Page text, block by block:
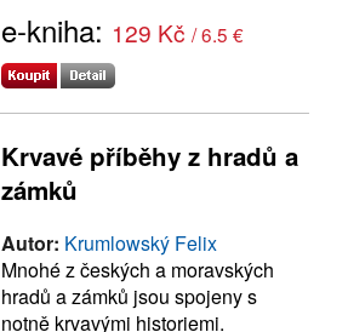
e-kniha: 129 Kč / 6.5 €
Krvavé příběhy z hradů a
zámků
Autor: Krumlowský Felix
Mnohé z českých a moravských
hradů a zámků jsou spojeny s
notně krvavými historiemi.